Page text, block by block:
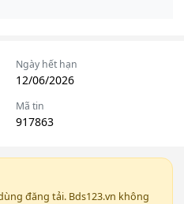
Ngày hết hạn
12/06/2026
Mã tin
917863
đăng tải. Bds123.vn không